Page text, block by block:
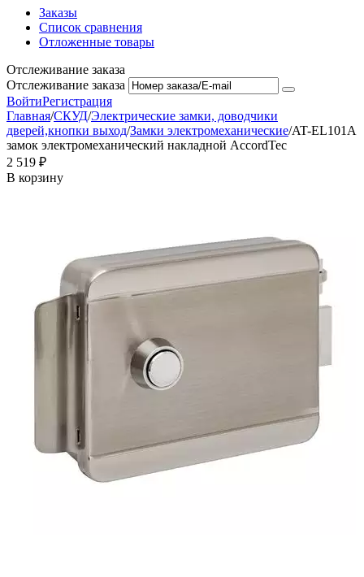
Заказы
Список сравнения
Отложенные товары
Отслеживание заказа
Отслеживание заказа
ВойтиРегистрация
Главная/СКУД/Электрические замки, доводчики
дверей,кнопки выход/Замки электромеханические/AT-EL101A
замок электромеханический накладной AccordTec
2 519 ₽
В корзину